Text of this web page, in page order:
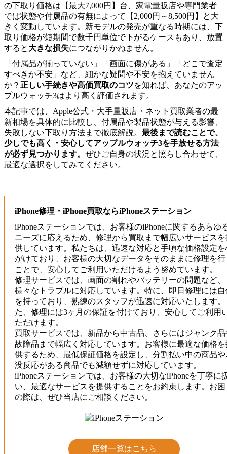
の下取り価格は【最大7,000円】台、家電量販店や専門業者
では状態や付属品の有無によって【2,000円～8,500円】と大
きく変動しています。新モデルの発売が重なる時期には、下
取り価格が短期間で数千円単位で下がるケースもあり、放置
すると 大きな損失につながりかねません。
「付属品が揃っていない」「画面に傷がある」「どこで査定
すべきか不安」など、細かな疑問や不安を抱えていません
か？ 正しい手続きや高価買取のコツを知れば、あなたのアッ
プルウォッチ3はより高く評価されます。
本記事では、Apple公式・大手量販店・ネット買取業者の最
新相場を具体的に比較し、付属品や製品状態が与える影響、
失敗しない下取り方法まで徹底解説。 最後まで読むことで、
少しでも高く・安心してアップルウォッチ3を手放せる方法
が必ず見つかります。 ぜひご自身の状況と照らし合わせて、
最適な選択をしてみてください。
iPhone修理・iPhone買取ならiPhoneステーション
iPhoneステーションでは、お客様のiPhoneに関するあらゆ
ニーズに応えるため、修理から買取まで幅広いサービスを
供しています。私たちは、迅速な対応と手頃な価格設定を
がけており、お客様の大切なデータをそのままに修理を行
ことで、安心してご利用いただけるよう努めています。
修理サービスでは、画面の割れやバッテリーの問題など、
様々なトラブルに対応しています。特に、即日修理には自
を持っており、熟練のスタッフが迅速に対応いたします。
た、修理には3ヶ月の保証を付けており、安心してご利用
ただけます。
買取サービスでは、新品から中古品、さらにはジャンク品
故障品まで幅広く対応しています。お客様に最適な価格を
供するため、最低保証価格を設定し、分割払い中の商品や
没反応がある商品でも減額せずに対応しています。
iPhoneステーションでは、お客様の大切なiPhoneを丁寧に
い、最適なサービスを提供することをお約束します。お困
の際は、ぜひ当店にご相談ください。
店舗一覧はこちら